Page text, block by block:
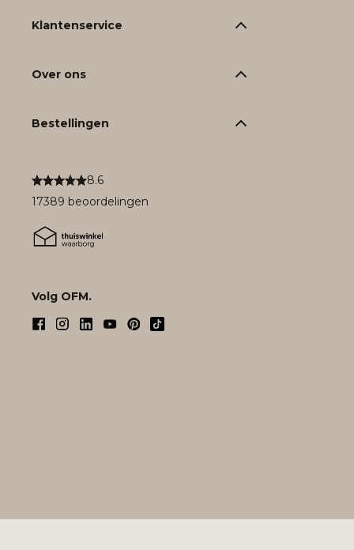
8.6
17389 beoordelingen
Volg OFM.
Klantenservice
Over ons
Bestellingen